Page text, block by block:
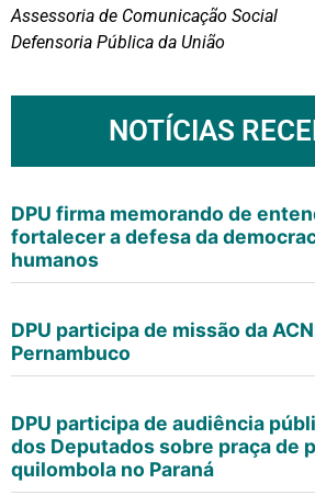
Assessoria de Comunicação Social
Defensoria Pública da União
NOTÍCIAS
DPU firma memorando de
fortalecer a defesa da
humanos
DPU participa de missão da
Pernambuco
DPU participa de audiência
dos Deputados sobre praça de
quilombola no Paraná